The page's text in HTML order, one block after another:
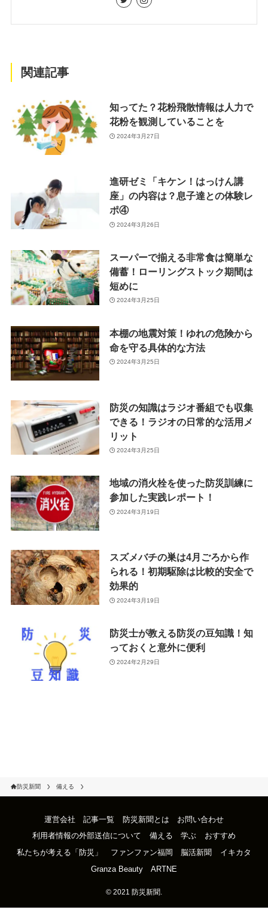
関連記事
知ってた？花粉飛散情報は人力で
花粉を観測していることを
2024年3月27日
進研ゼミ「キケン！はっけん講
座」の内容は？息子達との体験レ
ポ④
2024年3月26日
スーパーで揃える非常食は簡単な
備蓄！ローリングストック期間は
短めに
2024年3月25日
本棚の地震対策！ゆれの危険から
命を守る具体的な方法
2024年3月25日
防災の知識はラジオ番組でも収集
できる！ラジオの日常的な活用メ
リット
2024年3月25日
地域の消火栓を使った防災訓練に
参加した実践レポート！
2024年3月19日
スズメバチの巣は4月ごろから作
られる！初期駆除は比較的安全で
効果的
2024年3月19日
防災士が教える防災の豆知識！知
っておくと意外に便利
2024年2月29日
防災新聞 備える
運営会社 記事一覧 防災新聞とは
お問い合わせ
利用者情報の外部送信について
備える 学ぶ
おすすめ
私たちが考える「防災」
ファンファン福岡 脳活新聞
イキカタ
Granza Beauty
ARTNE
© 2021 防災新聞.